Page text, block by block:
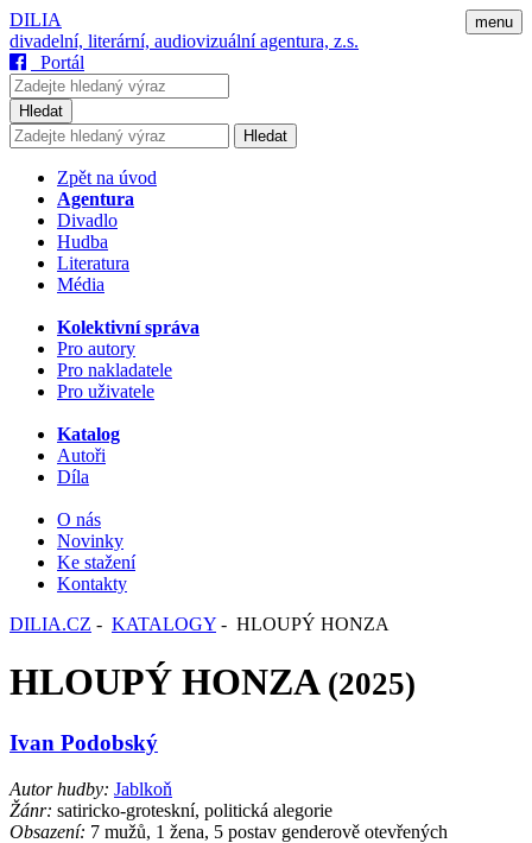
menu
DILIA
divadelní, literární, audiovizuální agentura, z.s.
Portál
Hledat
Hledat
Zpět na úvod
Agentura
Divadlo
Hudba
Literatura
Média
Kolektivní správa
Pro autory
Pro nakladatele
Pro uživatele
Katalog
Autoři
Díla
O nás
Novinky
Ke stažení
Kontakty
DILIA.CZ - KATALOGY - HLOUPÝ HONZA
HLOUPÝ HONZA (2025)
Ivan Podobský
Autor hudby: Jablkoň
Žánr: satiricko-groteskní, politická alegorie
Obsazení: 7 mužů, 1 žena, 5 postav genderově otevřených